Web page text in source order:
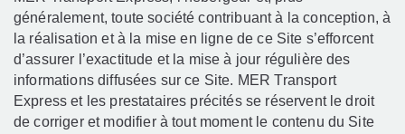
généralement, toute société contribuant à la conception, à
la réalisation et à la mise en ligne de ce Site s’efforcent
d’assurer l’exactitude et la mise à jour régulière des
informations diffusées sur ce Site. MER Transport
Express et les prestataires précités se réservent le droit
de corriger et modifier à tout moment le contenu du Site